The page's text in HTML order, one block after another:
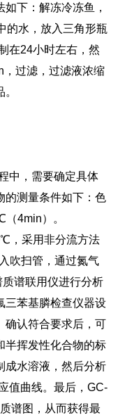
下：解冻冷冻鱼，
的水，放入三角形瓶
在24小时左右，然
，过滤，过滤液浓缩
中，需要确定具体
的测量条件如下：色
4min）。
，采用非分流方法
吹扫管，通过氮气
谱联用仪进行分析
三苯基膦检查仪器设
确认符合要求后，可
半挥发性化合物的标
成水溶液，然后分析
值曲线。最后，GC-
谱图，从而获得最